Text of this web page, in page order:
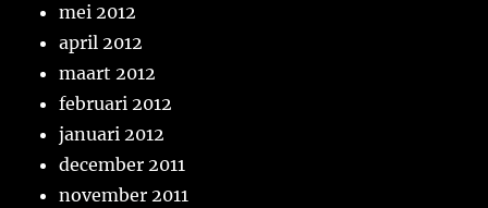
mei 2012
april 2012
maart 2012
februari 2012
januari 2012
december 2011
november 2011